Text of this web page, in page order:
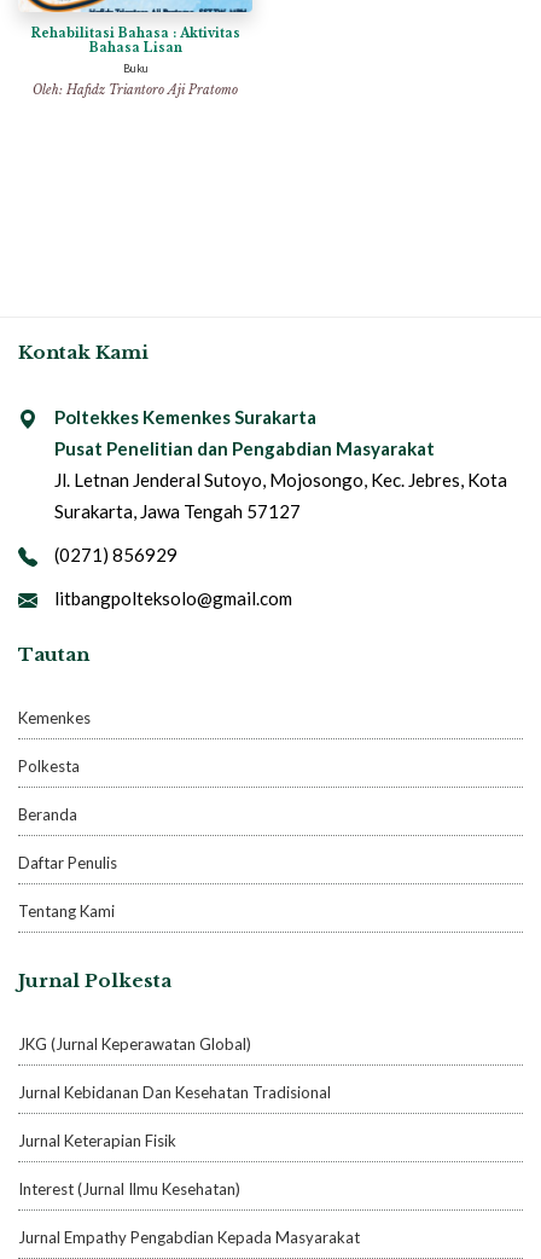
Rehabilitasi Bahasa : Aktivitas
Bahasa Lisan
Buku
Oleh: Hafidz Triantoro Aji Pratomo
Kontak Kami
Poltekkes Kemenkes Surakarta
Pusat Penelitian dan Pengabdian Masyarakat
Jl. Letnan Jenderal Sutoyo, Mojosongo, Kec. Jebres, Kota
Surakarta, Jawa Tengah 57127
(0271) 856929
litbangpolteksolo@gmail.com
Tautan
Kemenkes
Polkesta
Beranda
Daftar Penulis
Tentang Kami
Jurnal Polkesta
JKG (Jurnal Keperawatan Global)
Jurnal Kebidanan Dan Kesehatan Tradisional
Jurnal Keterapian Fisik
Interest (Jurnal Ilmu Kesehatan)
Jurnal Empathy Pengabdian Kepada Masyarakat